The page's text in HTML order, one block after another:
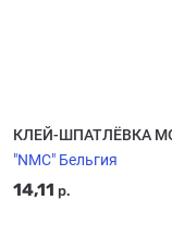
КЛЕЙ-ШПАТЛЁВКА
"NMC" Бельгия
14,11 р.